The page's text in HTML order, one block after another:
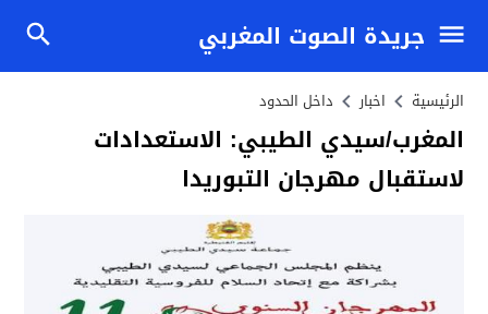
جريدة الصوت المغربي
الرئيسية اخبار داخل الحدود
المغرب/سيدي الطيبي: الاستعدادات
لاستقبال مهرجان التبوريدا